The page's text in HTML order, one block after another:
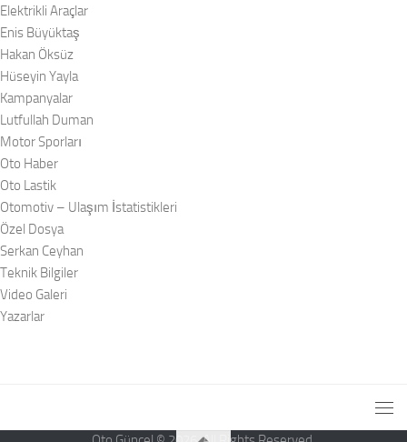
Elektrikli Araçlar
Enis Büyüktaş
Hakan Öksüz
Hüseyin Yayla
Kampanyalar
Lutfullah Duman
Motor Sporları
Oto Haber
Oto Lastik
Otomotiv – Ulaşım İstatistikleri
Özel Dosya
Serkan Ceyhan
Teknik Bilgiler
Video Galeri
Yazarlar